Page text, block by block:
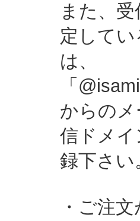
また、
定して
は、
「
からの
信ドメ
録下さい
・ご注